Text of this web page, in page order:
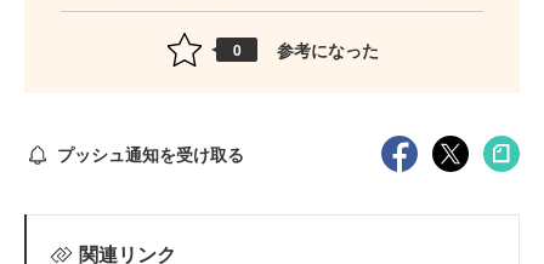
0 参考になった
プッシュ通知を受け取る
関連リンク